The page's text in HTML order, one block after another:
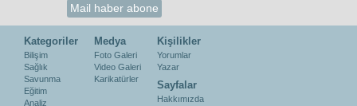
Kategoriler
Bilişim
Sağlık
Savunma
Eğitim
Analiz
Medya
Foto Galeri
Video Galeri
Karikatürler
Kişilikler
Yorumlar
Yazar
Sayfalar
Hakkımızda